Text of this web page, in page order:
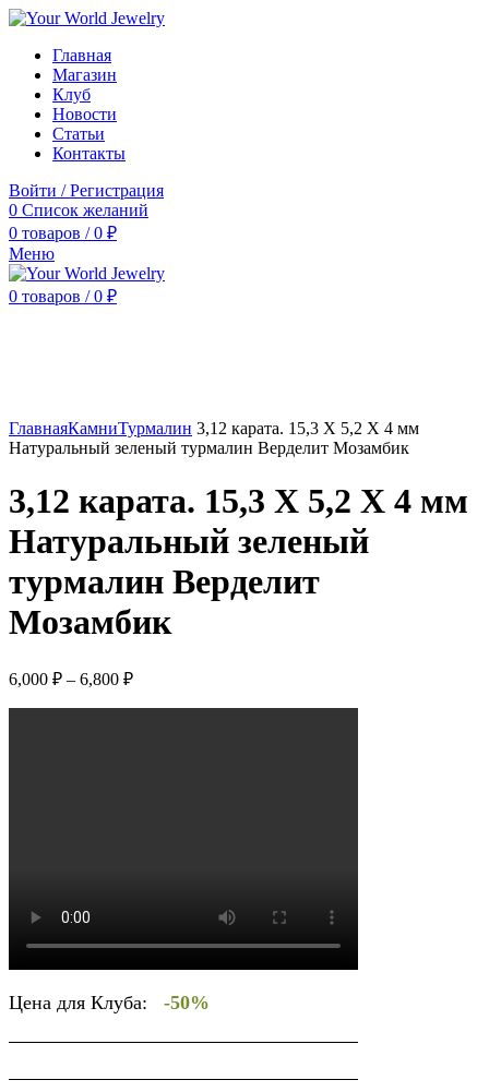
Главная
Магазин
Клуб
Новости
Статьи
Контакты
Войти / Регистрация
0 Список желаний
0 товаров / 0 ₽
Меню
0 товаров / 0 ₽
ГлавнаяКамниТурмалин 3,12 карата. 15,3 X 5,2 X 4 мм
Натуральный зеленый турмалин Верделит Мозамбик
3,12 карата. 15,3 X 5,2 X 4 мм
Натуральный зеленый
турмалин Верделит
Мозамбик
6,000 ₽ – 6,800 ₽
Цена для Клуба: -50%